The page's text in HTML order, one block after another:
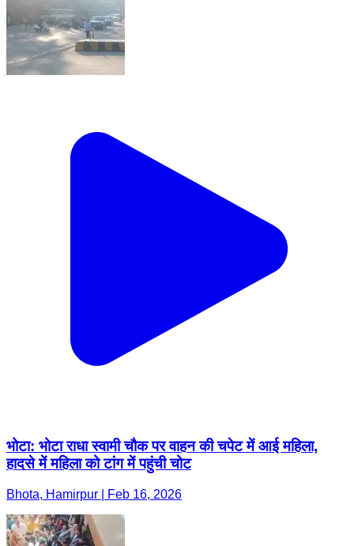
भोटा: भोटा राधा स्वामी चौक पर वाहन की चपेट में आई महिला,
हादसे में महिला को टांग में पहुंची चोट
Bhota, Hamirpur | Feb 16, 2026